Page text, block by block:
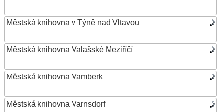
Městská knihovna v Týně nad Vltavou
Městská knihovna Valašské Meziříčí
Městská knihovna Vamberk
Městská knihovna Varnsdorf